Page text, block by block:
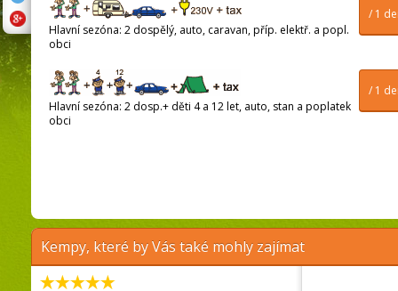
/ 1
Hlavní sezóna: 2 dospělý, auto, caravan, příp. elektř. a popl.
obci
/ 1
Hlavní sezóna: 2 dosp.+ děti 4 a 12 let, auto, stan a poplatek
obci
Kempy, které by Vás také mohly zajímat